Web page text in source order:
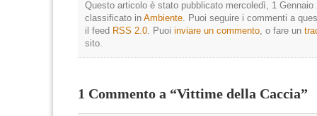
Questo articolo è stato pubblicato mercoledì, 1 Gennaio
classificato in Ambiente. Puoi seguire i commenti a
il feed RSS 2.0. Puoi inviare un commento, o fare un
sito.
1 Commento a “Vittime della Caccia”